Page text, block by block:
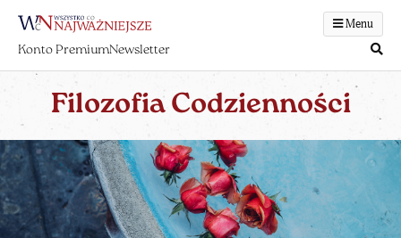
Menu
Konto PremiumNewsletter
Filozofia Codzienności